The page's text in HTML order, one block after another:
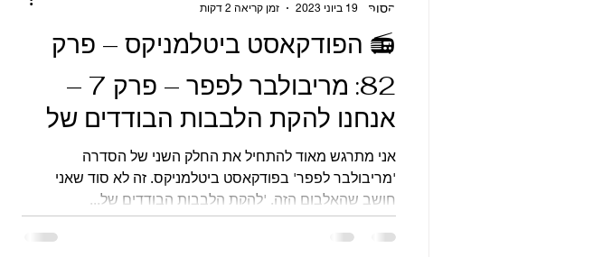
Sgt. Pepper's Lonely Hearts Club Ba
Magical Mystery Tour
Abbey Road
Let It Be
Anthology סינגלים הופעות
קטעים מתוך ספרים ומאמרים
📻 הפודקאסט ביטלמניקס – פרק
82: מריבולבר לפפר – פרק 7 –
אנחנו להקת הלבבות הבודדים של
הסמל פפר
אני מתרגש מאוד להתחיל את החלק השני של הסדרה
'מריבולבר לפפר' בפודקאסט ביטלמניקס. זה לא סוד שאני
חושב שהאלבום הזה, 'להקת הלבבות הבודדים של...
19 ביוני 2023
זמן קריאה 2 דקות